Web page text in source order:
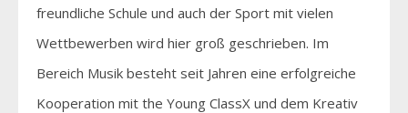
freundliche Schule und auch der Sport mit vielen
Wettbewerben wird hier groß geschrieben. Im
Bereich Musik besteht seit Jahren eine erfolgreiche
Kooperation mit the Young ClassX und dem Kreativ